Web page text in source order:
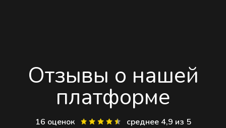
Отзывы о нашей
платформе
16 оценок среднее 4,9 из 5